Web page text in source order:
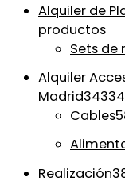
Alquiler de
productos
Sets de
Alquiler
Madrid343
Cables
Realización